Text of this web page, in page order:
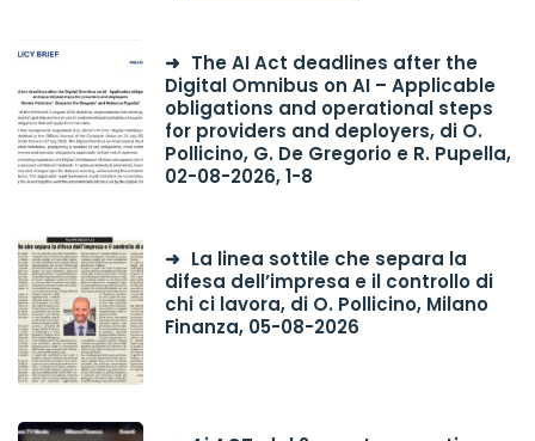
The AI Act deadlines after the
Digital Omnibus on AI – Applicable
obligations and operational steps
for providers and deployers, di O.
Pollicino, G. De Gregorio e R. Pupella,
02-08-2026, 1-8
La linea sottile che separa la
difesa dell’impresa e il controllo di
chi ci lavora, di O. Pollicino, Milano
Finanza, 05-08-2026